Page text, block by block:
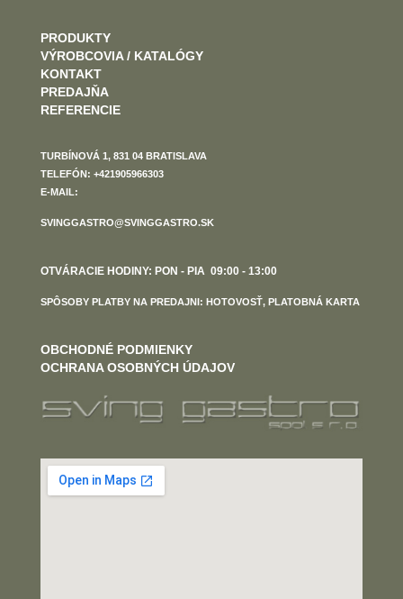
PRODUKTY
VÝROBCOVIA / KATALÓGY
KONTAKT
PREDAJŇA
REFERENCIE
TURBÍNOVÁ 1, 831 04 BRATISLAVA
TELEFÓN: +421905966303
E-MAIL:
SVINGGASTRO@SVINGGASTRO.SK
OTVÁRACIE HODINY: PON - PIA 09:00 - 13:00
SPÔSOBY PLATBY NA PREDAJNI: HOTOVOSŤ, PLATOBNÁ KARTA
OBCHODNÉ PODMIENKY
OCHRANA OSOBNÝCH ÚDAJOV